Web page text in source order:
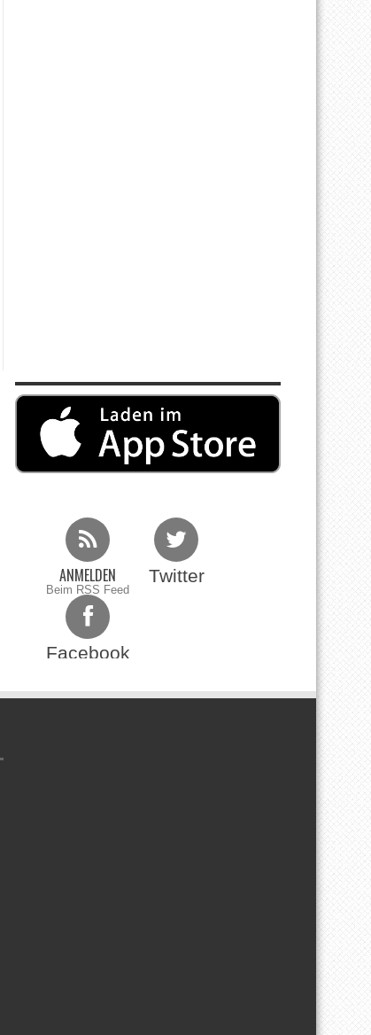
ANMELDEN
Beim RSS Feed
Twitter
Facebook